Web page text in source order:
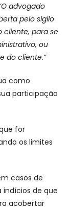
advogado
pelo sigilo
cliente, para se
ou
do cliente.”
como
participação
for
os limites
casos de
de que
acobertar